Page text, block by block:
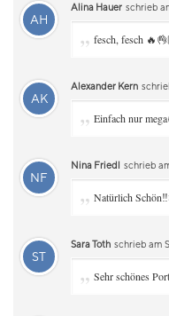
AH
Alina Hauer schrieb
„ fesch, fesch
AK
Alexander Kern
„ Einfach nur
NF
Nina Friedl schrieb
„ Natürlich
ST
Sara Toth schrieb am
„ Sehr schönes